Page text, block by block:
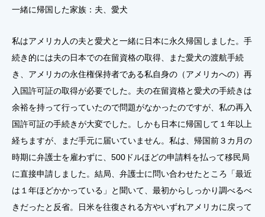
一緒に帰国した家族：夫、愛犬
私はアメリカ人の夫と愛犬と一緒に日本に永久帰国しました。手
続き的には夫の日本での在留資格の取得、また愛犬の渡航手続
き、アメリカの永住権保持者である私自身の（アメリカへの）再
入国許可証の取得が必要でした。夫の在留資格と愛犬の手続きは
余裕を持って行っていたので問題がなかったのですが、私の再入
国許可証の手続きが大変でした。しかも日本に帰国して１年以上
経ちますが、まだ手元に届いていません。私は、帰国前３カ月の
時期に弁護士を雇わずに、500ドルほどの申請料を払って移民局
に直接申請しました。結局、弁護士に問い合わせたところ「最近
は１年ほどかかっている」と聞いて、最初からしっかり調べるべ
きだったと反省。日米を往復される方やいずれアメリカに戻って